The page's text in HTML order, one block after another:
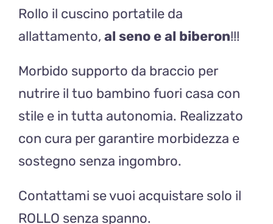
rosa
quantità
Rollo il cuscino portatile da
allattamento, al seno e al biberon!!!
Morbido supporto da braccio per
nutrire il tuo bambino fuori casa con
stile e in tutta autonomia. Realizzato
con cura per garantire morbidezza e
sostegno senza ingombro.
Contattami se vuoi acquistare solo il
ROLLO senza spanno.